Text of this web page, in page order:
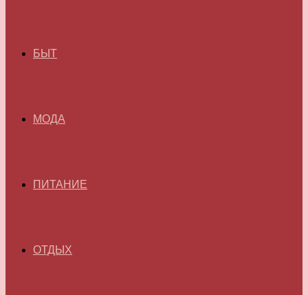
БЫТ
МОДА
ПИТАНИЕ
ОТДЫХ